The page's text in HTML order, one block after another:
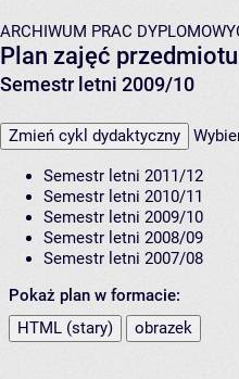
ARCHIWUM PRAC
Plan zajęć
Semestr letni 2009/10
Zmień cykl dydaktyczny
Semestr letni 2011/12
Semestr letni 2010/11
Semestr letni 2009/10
Semestr letni 2008/09
Semestr letni 2007/08
Pokaż plan w formacie:
HTML (stary)
obrazek